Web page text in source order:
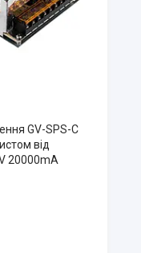
GV-SPS-C
від
20000mA